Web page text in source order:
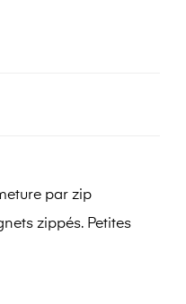
par zip
zippés. Petites